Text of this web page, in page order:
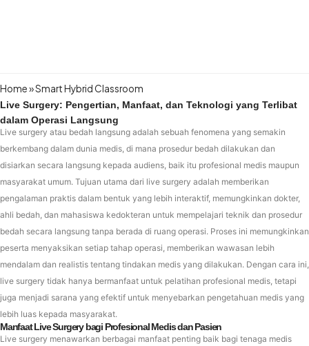
Home»Smart Hybrid Classroom
Live Surgery: Pengertian, Manfaat, dan Teknologi yang Terlibat
dalam Operasi Langsung
Live surgery atau bedah langsung adalah sebuah fenomena yang semakin
berkembang dalam dunia medis, di mana prosedur bedah dilakukan dan
disiarkan secara langsung kepada audiens, baik itu profesional medis maupun
masyarakat umum. Tujuan utama dari live surgery adalah memberikan
pengalaman praktis dalam bentuk yang lebih interaktif, memungkinkan dokter,
ahli bedah, dan mahasiswa kedokteran untuk mempelajari teknik dan prosedur
bedah secara langsung tanpa berada di ruang operasi. Proses ini memungkinkan
peserta menyaksikan setiap tahap operasi, memberikan wawasan lebih
mendalam dan realistis tentang tindakan medis yang dilakukan. Dengan cara ini,
live surgery tidak hanya bermanfaat untuk pelatihan profesional medis, tetapi
juga menjadi sarana yang efektif untuk menyebarkan pengetahuan medis yang
lebih luas kepada masyarakat.
Manfaat Live Surgery bagi Profesional Medis dan Pasien
Live surgery menawarkan berbagai manfaat penting baik bagi tenaga medis